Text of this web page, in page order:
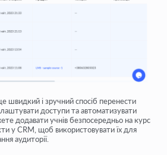
швидкий і зручний спосіб перенести
доступи та автоматизувати
додавати учнів безпосередньо на курс
у CRM, щоб використовувати їх для
аудиторії.